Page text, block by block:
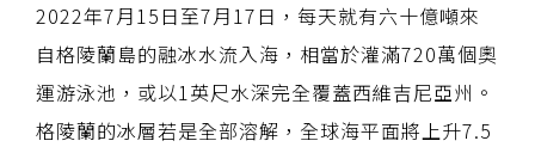
2022年7月15日至7月17日，每天就有六十億噸來
自格陵蘭島的融冰水流入海，相當於灌滿720萬個奧
運游泳池，或以1英尺水深完全覆蓋西維吉尼亞州。
格陵蘭的冰層若是全部溶解，全球海平面將上升7.5